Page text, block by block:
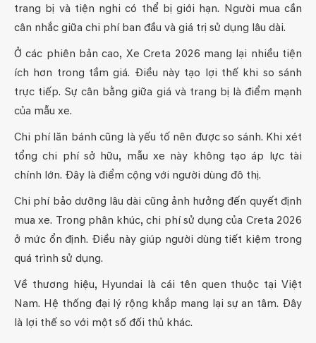
trang bị và tiện nghi có thể bị giới hạn. Người mua cần
cân nhắc giữa chi phí ban đầu và giá trị sử dụng lâu dài.
Ở các phiên bản cao, Xe Creta 2026 mang lại nhiều tiện
ích hơn trong tầm giá. Điều này tạo lợi thế khi so sánh
trực tiếp. Sự cân bằng giữa giá và trang bị là điểm mạnh
của mẫu xe.
Chi phí lăn bánh cũng là yếu tố nên được so sánh. Khi xét
tổng chi phí sở hữu, mẫu xe này không tạo áp lực tài
chính lớn. Đây là điểm cộng với người dùng đô thị.
Chi phí bảo dưỡng lâu dài cũng ảnh hưởng đến quyết định
mua xe. Trong phân khúc, chi phí sử dụng của Creta 2026
ở mức ổn định. Điều này giúp người dùng tiết kiệm trong
quá trình sử dụng.
Về thương hiệu, Hyundai là cái tên quen thuộc tại Việt
Nam. Hệ thống đại lý rộng khắp mang lại sự an tâm. Đây
là lợi thế so với một số đối thủ khác.